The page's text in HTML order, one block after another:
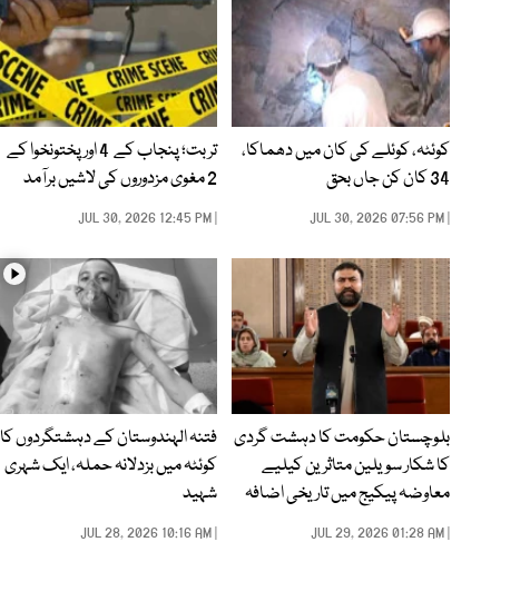
کوئٹہ، کوئلے کی کان میں دھماکا،
34 کان کن جاں بحق
| JUL 30, 2026 07:56 PM
تربت؛ پنجاب کے 4 اور پختونخوا کے
2 مغوی مزدوروں کی لاشیں برآمد
| JUL 30, 2026 12:45 PM
بلوچستان حکومت کا دہشت گردی
کا شکار سویلین متاثرین کیلیے
معاوضہ پیکیج میں تاریخی اضافہ
| JUL 29, 2026 01:28 AM
فتنہ الہندوستان کے دہشتگردوں کا
کوئٹہ میں بزدلانہ حملہ، ایک شہری
شہید
| JUL 28, 2026 10:16 AM